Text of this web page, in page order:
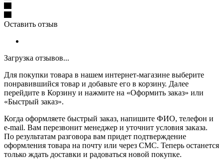
Оставить отзыв
Загрузка отзывов...
Для покупки товара в нашем интернет-магазине выберите
понравившийся товар и добавьте его в корзину. Далее
перейдите в Корзину и нажмите на «Оформить заказ» или
«Быстрый заказ».
Когда оформляете быстрый заказ, напишите ФИО, телефон и
e-mail. Вам перезвонит менеджер и уточнит условия заказа.
По результатам разговора вам придет подтверждение
оформления товара на почту или через СМС. Теперь останется
только ждать доставки и радоваться новой покупке.